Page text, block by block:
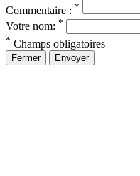
Commentaire : *
Votre nom: *
* Champs obligatoires
Fermer Envoyer